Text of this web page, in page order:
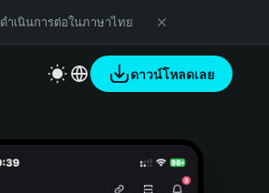
ดำเนินการต่อในภาษาไทย
ดาวน์โหลดเลย